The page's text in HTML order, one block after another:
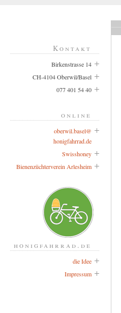
Kontakt
Birkenstrasse 14
CH-4104 Oberwil/Basel
077 401 54 40
online
oberwil.basel@
honigfahrrad.de
Swisshoney
Bienenzüchterverein Arlesheim
honigfahrrad.de
die Idee
Impressum